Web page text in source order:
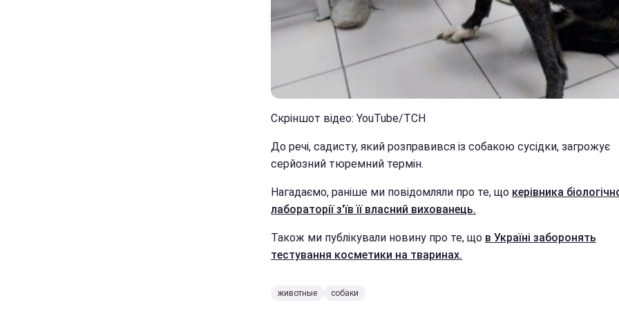
Скріншот відео: YouTube/ТСН
До речі, садисту, який розправився із собакою сусідки, загрожує
серйозний тюремний термін.
Нагадаємо, раніше ми повідомляли про те, що керівника
лабораторії з'їв її власний вихованець.
Також ми публікували новину про те, що в Україні заборонять
тестування косметики на тваринах.
животные собаки